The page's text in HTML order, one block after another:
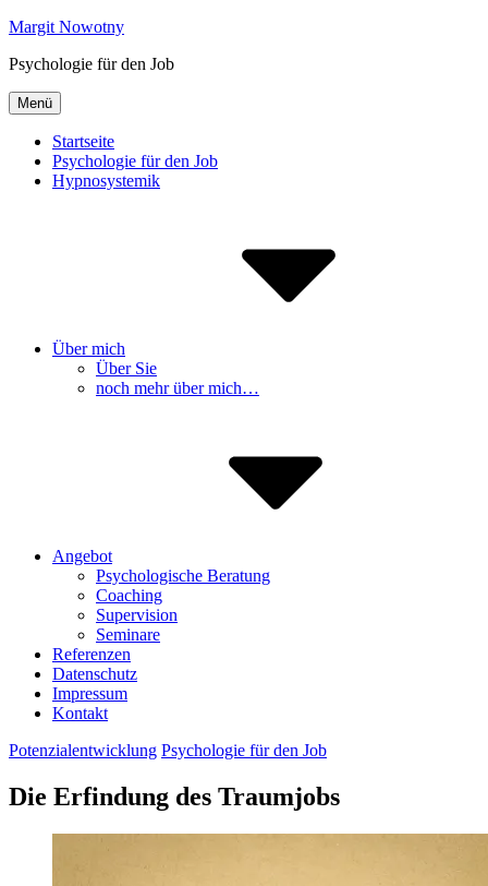
Inhalte
Margit Nowotny
Psychologie für den Job
Menü
Startseite
Psychologie für den Job
Hypnosystemik
Über mich
Über Sie
noch mehr über mich…
Angebot
Psychologische Beratung
Coaching
Supervision
Seminare
Referenzen
Datenschutz
Impressum
Kontakt
Potenzialentwicklung Psychologie für den Job
Die Erfindung des Traumjobs